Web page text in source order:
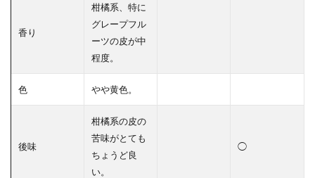
香り
柑橘系、特に
グレープフル
ーツの皮が中
程度。
色 やや黄色。
後味
柑橘系の皮の
苦味がとても
ちょうど良
い。
◯